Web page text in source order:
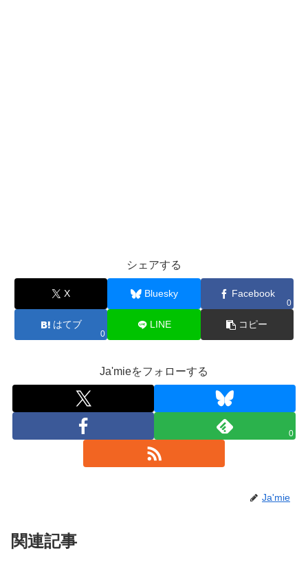
シェアする
X Bluesky Facebook
0
はてブ
0
LINE コピー
Ja'mieをフォローする
0
Ja'mie
関連記事